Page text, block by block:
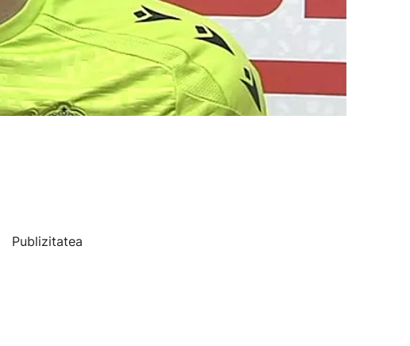
Publizitatea